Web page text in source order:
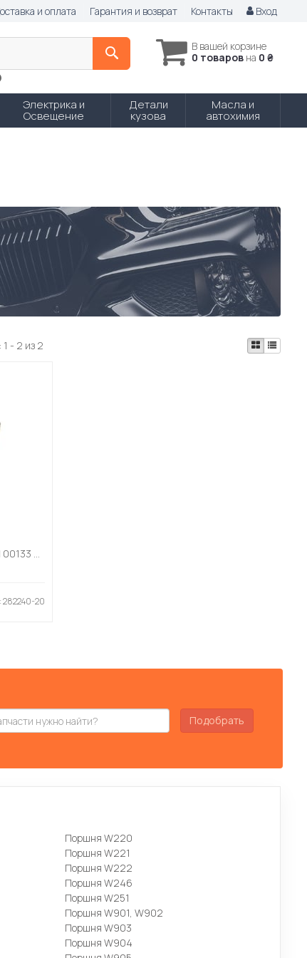
и оплата Гарантия и возврат Контакты Вход
В вашей корзине
0 товаров на 0 ₴
Электрика и
Освещение
Детали
кузова
Масла и
автохимия
1 - 2 из 2
001 PI 00133 000
282240-20
Подобрать
Поршня W220
Поршня W221
Поршня W222
Поршня W246
Поршня W251
Поршня W901, W902
Поршня W903
Поршня W904